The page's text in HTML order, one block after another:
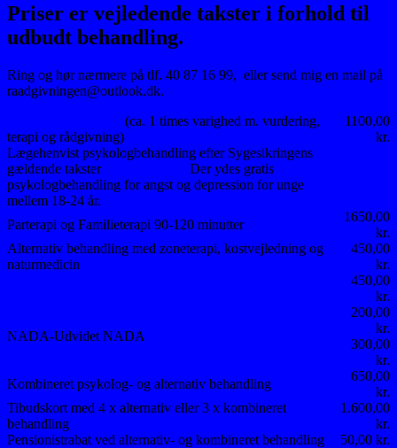
Priser er vejledende takster i forhold til
udbudt behandling.
Ring og hør nærmere på tlf. 40 87 16 99, eller send mig en mail på
raadgivningen@outlook.dk.
(ca. 1 times varighed m. vurdering,
terapi og rådgivning)
1100,00
kr.
Lægehenvist psykologbehandling efter Sygesikringens
gældende takster Der ydes gratis
psykologbehandling for angst og depression for unge
mellem 18-24 år.
Parterapi og Familieterapi 90-120 minutter
1650,00
kr.
Alternativ behandling med zoneterapi, kostvejledning og
naturmedicin
450,00
kr.
450,00
kr.
NADA-Udvidet NADA
200,00
kr.
300,00
kr.
Kombineret psykolog- og alternativ behandling
650,00
kr.
Tibudskort med 4 x alternativ eller 3 x kombineret
behandling
1.600,00
kr.
Pensionistrabat ved alternativ- og kombineret behandling
50,00 kr.